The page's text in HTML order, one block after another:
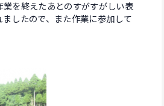
を終えたあとのすがすがしい表
したので、また作業に参加して